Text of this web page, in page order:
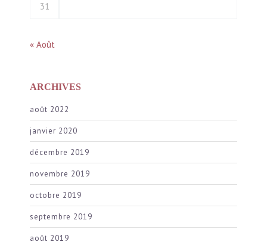
31
« Août
ARCHIVES
août 2022
janvier 2020
décembre 2019
novembre 2019
octobre 2019
septembre 2019
août 2019